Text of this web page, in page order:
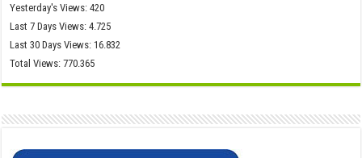
Yesterday's Views:420
Last 7 Days Views:4.725
Last 30 Days Views:16.832
Total Views:770.365